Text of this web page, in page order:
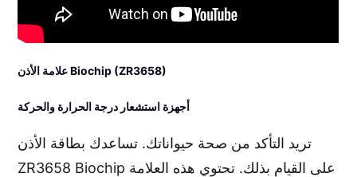
علامة الأذن Biochip (ZR3658)
أجهزة استشعار درجة الحرارة والحركة
تريد التأكد من صحة حيواناتك. تساعدك بطاقة الأذن
ZR3658 Biochip على القيام بذلك. تحتوي هذه العلامة